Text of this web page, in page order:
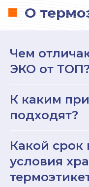
Чем
ЭКО от ТОП?
К каким
подходят?
Какой срок
условия
О
этикетках